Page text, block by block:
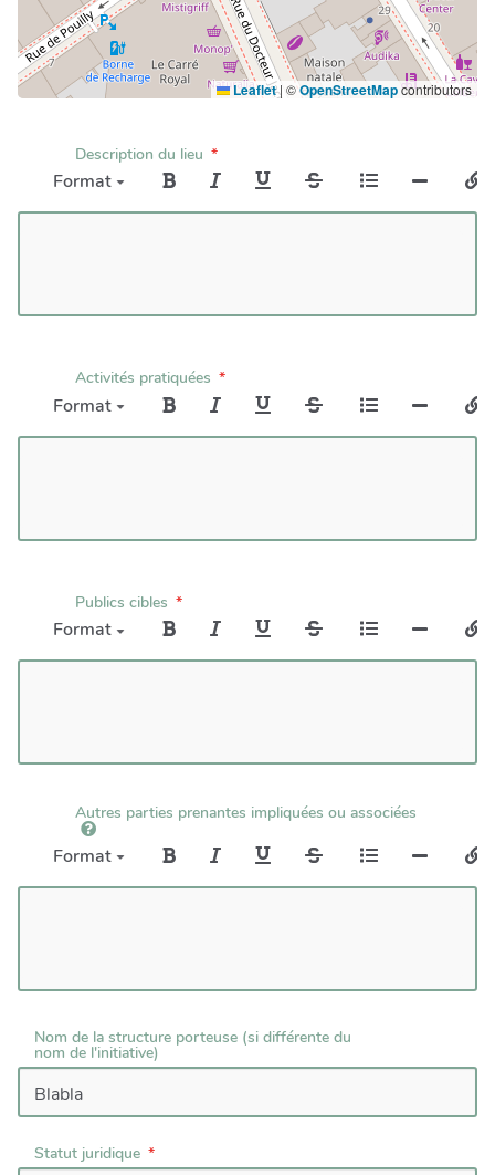
Leaflet| ©OpenStreetMapcontributors
Description du lieu
Format
Activités pratiquées
Format
Publics cibles
Format
Autres parties prenantes impliquées ou associées
Format
Nom de la structure porteuse (si différente du
nom de l'initiative)
Statut juridique